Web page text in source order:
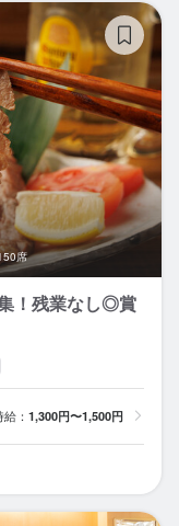
席
！残業なし◎賞
： 1,300円〜1,500円